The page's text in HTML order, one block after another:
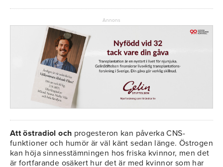
Annons
Att östradiol och progesteron kan påverka CNS-
funktioner och humör är väl känt sedan länge. Östrogen
kan höja sinnesstämningen hos friska kvinnor, men det
är fortfarande osäkert hur det är med kvinnor som har